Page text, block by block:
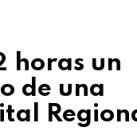
horas un
de una